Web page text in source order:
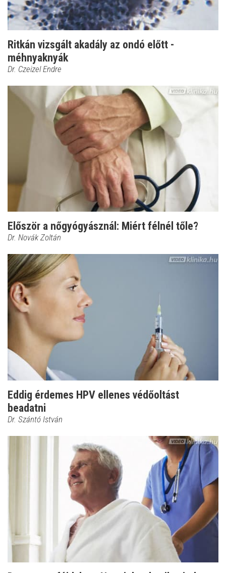
Ritkán vizsgált akadály az ondó előtt -
méhnyaknyák
Dr. Czeizel Endre
Először a nőgyógyásznál: Miért félnél tőle?
Dr. Novák Zoltán
Eddig érdemes HPV ellenes védőoltást
beadatni
Dr. Szántó István